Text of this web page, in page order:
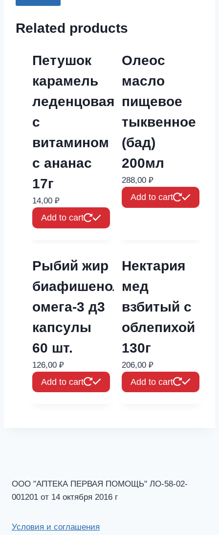
Related products
Петушок
карамель
леденцовая
с
витамином
с ананас
17г
14,00 ₽
Add to cart
Олеос
масло
пищевое
тыквенное
(бад)
200мл
288,00 ₽
Add to cart
Рыбий жир
биафишенол
омега-3 д3
капсулы
60 шт.
126,00 ₽
Add to cart
Нектария
мед
взбитый с
облепихой
130г
206,00 ₽
Add to cart
ООО "АПТЕКА ПЕРВАЯ ПОМОЩЬ" ЛО-58-02-
001201 от 14 октября 2016 г
Условия и соглашения